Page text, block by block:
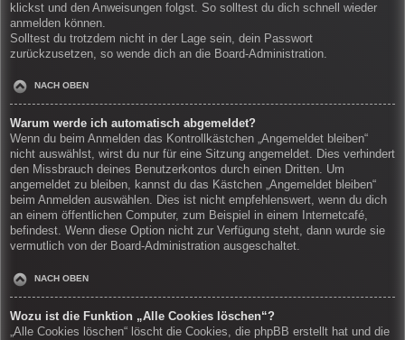
klickst und den Anweisungen folgst. So solltest du dich schnell wieder
anmelden können.
Solltest du trotzdem nicht in der Lage sein, dein Passwort
zurückzusetzen, so wende dich an die Board-Administration.
NACH OBEN
Warum werde ich automatisch abgemeldet?
Wenn du beim Anmelden das Kontrollkästchen „Angemeldet bleiben“
nicht auswählst, wirst du nur für eine Sitzung angemeldet. Dies verhindert
den Missbrauch deines Benutzerkontos durch einen Dritten. Um
angemeldet zu bleiben, kannst du das Kästchen „Angemeldet bleiben“
beim Anmelden auswählen. Dies ist nicht empfehlenswert, wenn du dich
an einem öffentlichen Computer, zum Beispiel in einem Internetcafé,
befindest. Wenn diese Option nicht zur Verfügung steht, dann wurde sie
vermutlich von der Board-Administration ausgeschaltet.
NACH OBEN
Wozu ist die Funktion „Alle Cookies löschen“?
„Alle Cookies löschen“ löscht die Cookies, die phpBB erstellt hat und die